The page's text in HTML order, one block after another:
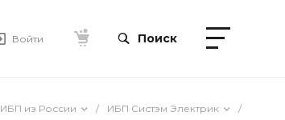
Войти Поиск
ИБП из России / ИБП Систэм Электрик /